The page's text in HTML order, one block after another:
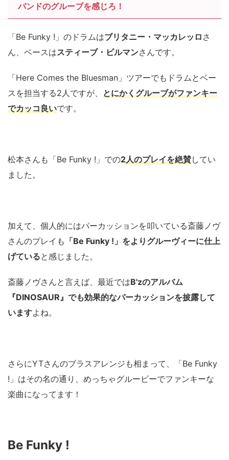
バンドのグルーブを感じろ！
「Be Funky !」のドラムはブリタニー・マッカレッロ さ
ん、ベースはスティーブ・ビルマンさんです。
「Here Comes the Bluesman」ツアーでもドラムとベー
スを担当する2人ですが、 とにかくグルーブがファンキー
でカッコ良いです。
松本さんも「Be Funky !」での2人のプレイを絶賛してい
ました。
加えて、個人的にはパーカッションを叩いている斎藤ノヴ
さんのプレイも 「Be Funky !」をよりグルーヴィーに仕上
げていると感じました。
斎藤ノヴさんと言えば、最近ではB'zのアルバム
『DINOSAUR』でも効果的なパーカッションを披露して
いますよね。
さらにYTさんのブラスアレンジも相まって、「Be Funky
!」はその名の通り、めっちゃグルービーでファンキーな
楽曲になってます！
Be Funky !